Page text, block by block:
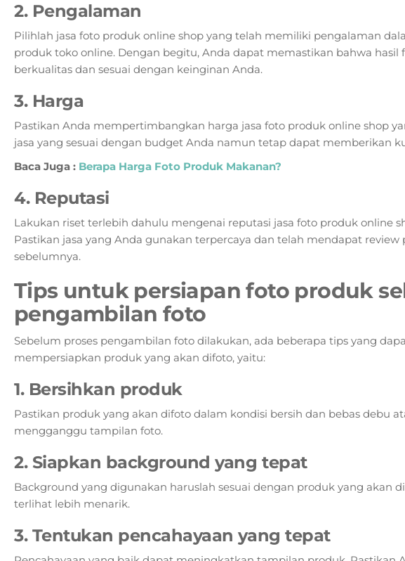
2. Pengalaman
Pilihlah jasa foto produk online shop yang telah memiliki pengalaman
produk toko online. Dengan begitu, Anda dapat memastikan bahwa hasil
berkualitas dan sesuai dengan keinginan Anda.
3. Harga
Pastikan Anda mempertimbangkan harga jasa foto produk online shop
jasa yang sesuai dengan budget Anda namun tetap dapat memberikan
Baca Juga : Berapa Harga Foto Produk Makanan?
4. Reputasi
Lakukan riset terlebih dahulu mengenai reputasi jasa foto produk online
Pastikan jasa yang Anda gunakan terpercaya dan telah mendapat review
sebelumnya.
Tips untuk persiapan foto produk
pengambilan foto
Sebelum proses pengambilan foto dilakukan, ada beberapa tips yang
mempersiapkan produk yang akan difoto, yaitu:
1. Bersihkan produk
Pastikan produk yang akan difoto dalam kondisi bersih dan bebas debu
mengganggu tampilan foto.
2. Siapkan background yang tepat
Background yang digunakan haruslah sesuai dengan produk yang akan
terlihat lebih menarik.
3. Tentukan pencahayaan yang tepat